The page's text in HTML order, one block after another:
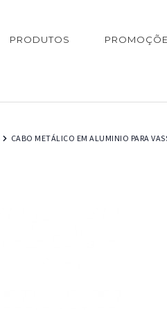
PRODUTOS
CABO METÁLICO EM ALUMINIO PARA